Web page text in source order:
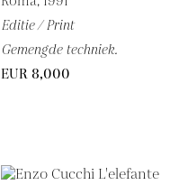
Editie / Print
Gemengde techniek.
EUR 8,000